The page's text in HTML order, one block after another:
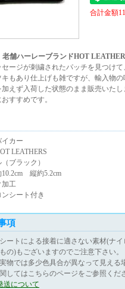
合計金額
舗ハーレーブランドHOT
ージが刺繍されたパッチを見つけ
もあり仕上げも雑ですが、輸入物の
えず入荷した状態のまま販売いた
すすめです。
カー
LEATHERS
ブラック）
縦約5.2cm
加工
シート付き
項
ートによる接着に適さない素材(ナ
の)もございますのでご注意下さい。
物では多少色具合が異なって見える
してはこちらのページをご参照くだ
送について